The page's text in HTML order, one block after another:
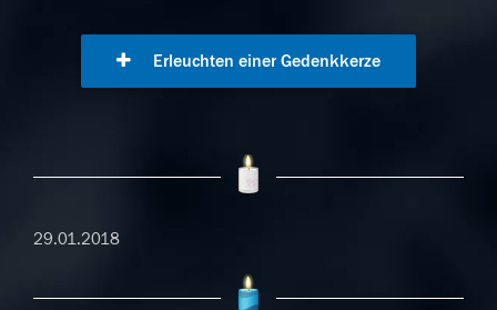
Erleuchten einer Gedenkkerze
29.01.2018